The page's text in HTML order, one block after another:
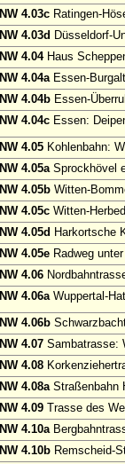
NW 4.03c Ratingen-
NW 4.03d Düsseldorf-
NW 4.04Haus
NW 4.04aEssen-
NW 4.04b Essen-
NW 4.04c Essen:
NW 4.05 Kohlenbahn:
NW 4.05aSprockhövel
NW 4.05b Witten-
NW 4.05c Witten-
NW 4.05d Harkortsche
NW 4.05e Radweg
NW 4.06
NW 4.06aWuppertal-
NW 4.06b
NW 4.07 Sambatrasse:
NW 4.08
NW 4.08aStraßenbahn
NW 4.09 Trasse des
NW 4.10a
NW 4.10b Remscheid-